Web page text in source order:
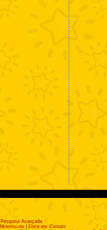
Pesquisa Avançada
Mnemocine|
Entre em Contato